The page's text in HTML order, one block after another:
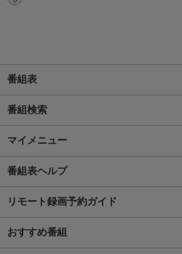
番組表
番組検索
マイメニュー
番組表ヘルプ
リモート録画予約ガイド
おすすめ番組